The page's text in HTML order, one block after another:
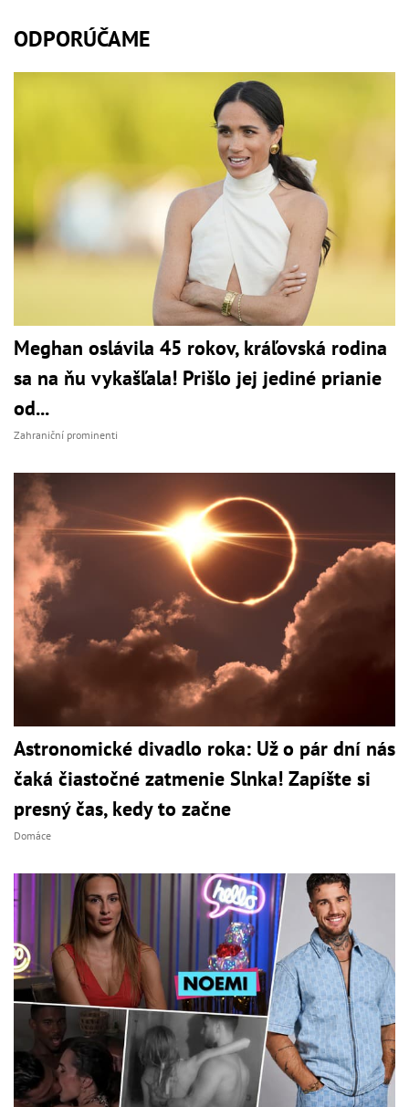
ODPORÚČAME
Meghan oslávila 45 rokov, kráľovská rodina
sa na ňu vykašľala! Prišlo jej jediné prianie
od...
Zahraniční prominenti
Astronomické divadlo roka: Už o pár dní nás
čaká čiastočné zatmenie Slnka! Zapíšte si
presný čas, kedy to začne
Domáce